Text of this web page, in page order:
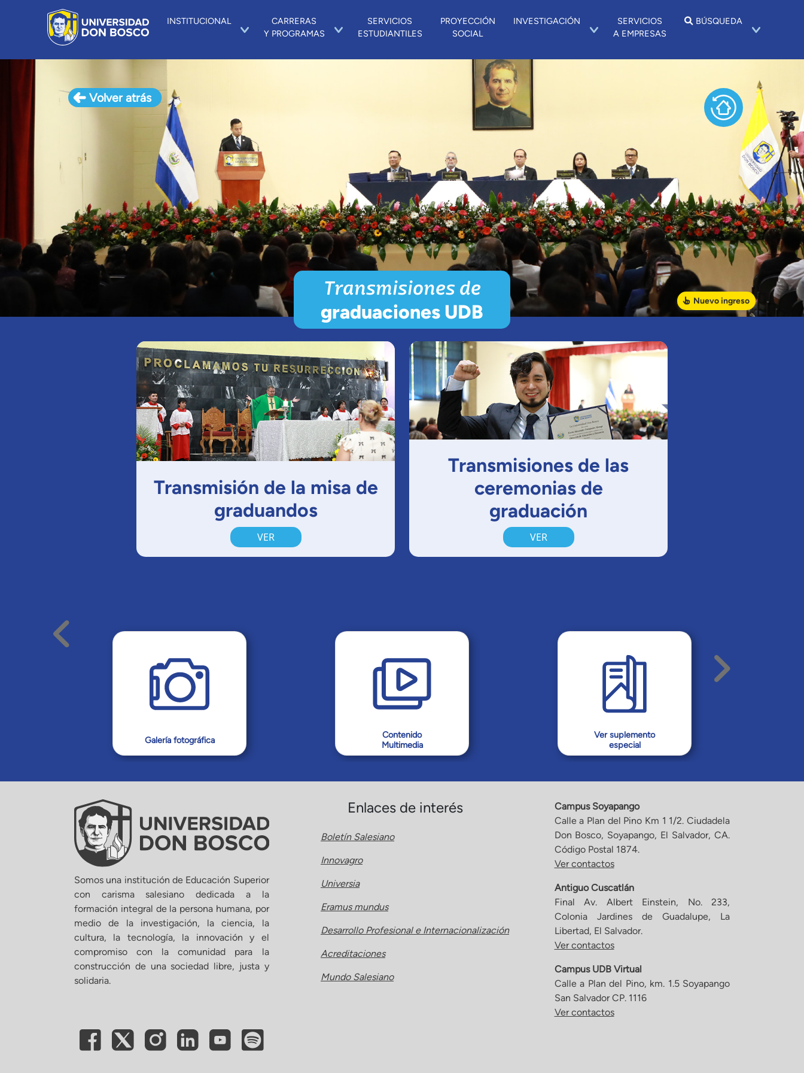
INSTITUCIONAL
CARRERAS
Y PROGRAMAS
SERVICIOS
ESTUDIANTILES
PROYECCIÓN
SOCIAL
INVESTIGACIÓN
SERVICIOS
A EMPRESAS
BÚSQUEDA
Transmisiones de
graduaciones UDB
Volver atrás
Transmisión de la misa de
graduandos
VER
Transmisiones de las
ceremonias de
graduación
VER
Galería fotográfica
Contenido
Multimedia
Ver suplemento
especial
Nuevoingreso
Somos una institución de Educación Superior
con carisma salesiano dedicada a la
formación integral de la persona humana, por
medio de la investigación, la ciencia, la
cultura, la tecnología, la innovación y el
compromiso con la comunidad para la
construcción de una sociedad libre, justa y
solidaria.
Enlaces de interés
Boletín Salesiano
Innovagro
Universia
Eramus mundus
Desarrollo Profesional e Internacionalización
Acreditaciones
Mundo Salesiano
Campus Soyapango
Calle a Plan del Pino Km 1 1/2. Ciudadela
Don Bosco, Soyapango, El Salvador, CA.
Código Postal 1874.
Ver contactos
Antiguo Cuscatlán
Final Av. Albert Einstein, No. 233,
Colonia Jardines de Guadalupe, La
Libertad, El Salvador.
Ver contactos
Campus UDB Virtual
Calle a Plan del Pino, km. 1.5 Soyapango
San Salvador CP. 1116
Ver contactos